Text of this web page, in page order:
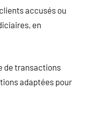
accusés ou
en
de transactions
adaptées pour